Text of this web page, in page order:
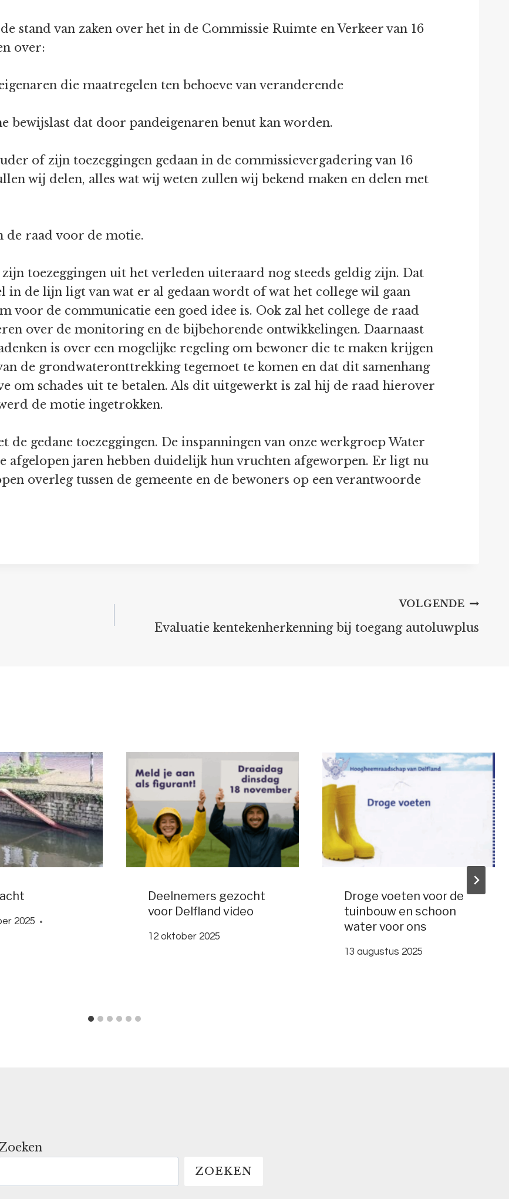
stand van zaken over het in de Commissie Ruimte en Verkeer van 16
over:
die maatregelen ten behoeve van veranderende
bewijslast dat door pandeigenaren benut kan worden.
of zijn toezeggingen gedaan in de commissievergadering van 16
wij delen, alles wat wij weten zullen wij bekend maken en delen met
de raad voor de motie.
toezeggingen uit het verleden uiteraard nog steeds geldig zijn. Dat
in de lijn ligt van wat er al gedaan wordt of wat het college wil gaan
voor de communicatie een goed idee is. Ook zal het college de raad
over de monitoring en de bijbehorende ontwikkelingen. Daarnaast
is over een mogelijke regeling om bewoner die te maken krijgen
de grondwateronttrekking tegemoet te komen en dat dit samenhang
om schades uit te betalen. Als dit uitgewerkt is zal hij de raad hierover
de motie ingetrokken.
gedane toezeggingen. De inspanningen van onze werkgroep Water
afgelopen jaren hebben duidelijk hun vruchten afgeworpen. Er ligt nu
overleg tussen de gemeente en de bewoners op een verantwoorde
VOLGENDE
Evaluatie kentekenherkenning bij toegang autoluwplus
2025
Deelnemers gezocht
voor Delfland video
12 oktober 2025
Droge voeten voor de
tuinbouw en schoon
water voor ons
13 augustus 2025
ZOEKEN